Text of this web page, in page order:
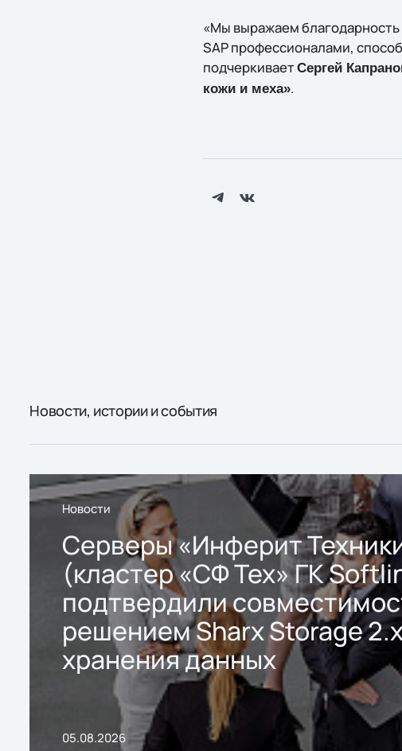
«Мы выражаем
SAP профессионалами,
подчеркиваетСергей
кожи и меха».
Новости, истории и события
Новости
Серверы «Инферит
(кластер «СФ Тех» ГК
подтвердили
решением Sharx Storage
хранения данных
05.08.2026